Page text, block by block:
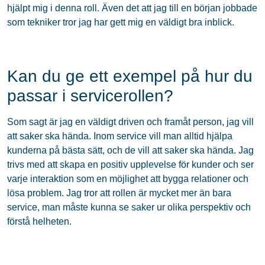
hjälpt mig i denna roll. Även det att jag till en början jobbade
som tekniker tror jag har gett mig en väldigt bra inblick.
Kan du ge ett exempel på hur du
passar i servicerollen?
Som sagt är jag en väldigt driven och framåt person, jag vill
att saker ska hända. Inom service vill man alltid hjälpa
kunderna på bästa sätt, och de vill att saker ska hända. Jag
trivs med att skapa en positiv upplevelse för kunder och ser
varje interaktion som en möjlighet att bygga relationer och
lösa problem. Jag tror att rollen är mycket mer än bara
service, man måste kunna se saker ur olika perspektiv och
förstå helheten.